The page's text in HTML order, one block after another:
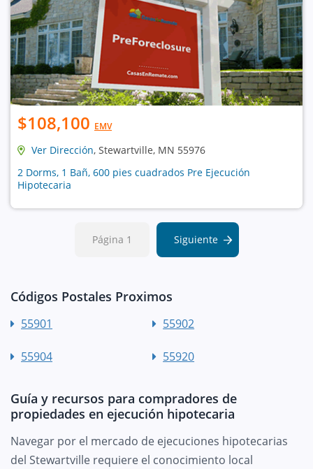
$108,100 EMV
Ver Dirección, Stewartville, MN 55976
2 Dorms, 1 Bañ, 600 pies cuadrados Pre Ejecución
Hipotecaria
Página 1 Siguiente
Códigos Postales Proximos
55901 55902
55904 55920
Guía y recursos para compradores de
propiedades en ejecución hipotecaria
Navegar por el mercado de ejecuciones hipotecarias
del Stewartville requiere el conocimiento local